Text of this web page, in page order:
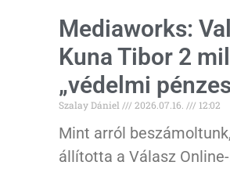
Mediaworks:
Kuna Tibor 2
„védelmi
Szalay Dániel 2026.07.16. 12:02
Mint arról
állította a Válasz